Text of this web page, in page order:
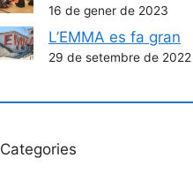
16 de gener de 2023
L’EMMA es fa gran
29 de setembre de 2022
Categories